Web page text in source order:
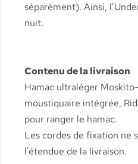
séparément). Ainsi,
nuit.
Contenu de la livraison
Hamac ultraléger
moustiquaire intégrée,
pour ranger le hamac.
Les cordes de fixation ne
l'étendue de la livraison.